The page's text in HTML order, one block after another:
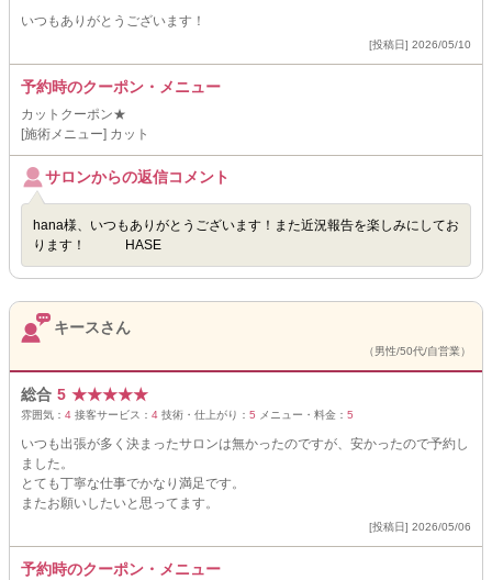
いつもありがとうございます！
[投稿日] 2026/05/10
予約時のクーポン・メニュー
カットクーポン★
[施術メニュー] カット
サロンからの返信コメント
hana様、いつもありがとうございます！また近況報告を楽しみにしてお
ります！ HASE
キースさん
（男性/50代/自営業）
総合 5 ★★★★★
雰囲気： 4 接客サービス： 4 技術・仕上がり： 5 メニュー・料金： 5
いつも出張が多く決まったサロンは無かったのですが、安かったので予約し
ました。
とても丁寧な仕事でかなり満足です。
またお願いしたいと思ってます。
[投稿日] 2026/05/06
予約時のクーポン・メニュー